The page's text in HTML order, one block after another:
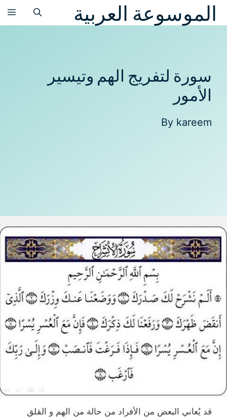
انتقلالموسوعة العربية
سورة لتفريج الهم وتيسير
الأمور
By kareem
قد يُعاني البعض من الأفراد من حالة من الهم و القلق